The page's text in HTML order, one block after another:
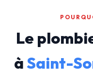
Le
àSaint-